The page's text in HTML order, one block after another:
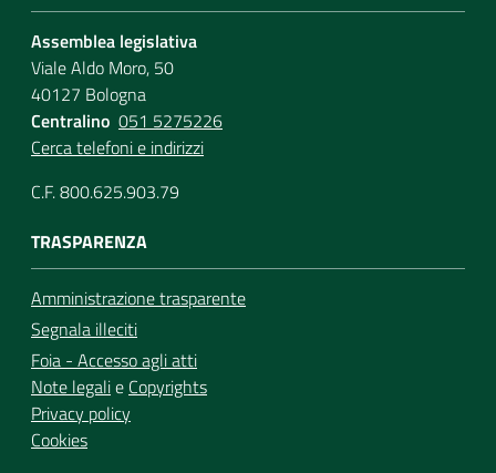
Assemblea legislativa
Viale Aldo Moro, 50
40127 Bologna
Centralino 051 5275226
Cerca telefoni e indirizzi
C.F. 800.625.903.79
TRASPARENZA
Amministrazione trasparente
Segnala illeciti
Foia - Accesso agli atti
Note legalie Copyrights
Privacy policy
Cookies